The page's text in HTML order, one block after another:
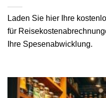
Laden Sie hier Ihre
für
Ihre Spesenabwicklung.